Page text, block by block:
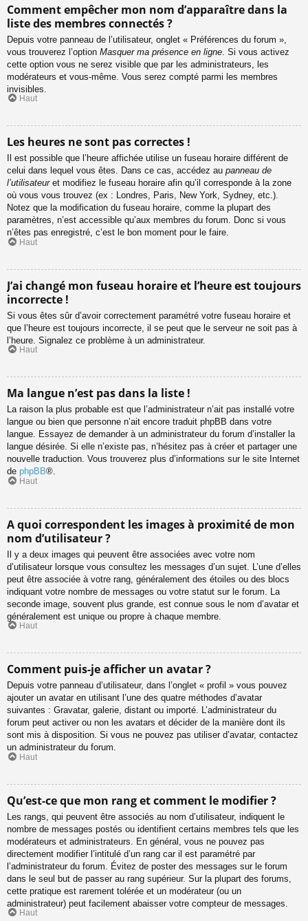
Comment empêcher mon nom d’apparaître dans la
liste des membres connectés ?
Depuis votre panneau de l’utilisateur, onglet « Préférences du forum »,
vous trouverez l’option Masquer ma présence en ligne . Si vous activez
cette option vous ne serez visible que par les administrateurs, les
modérateurs et vous-même. Vous serez compté parmi les membres
invisibles.
Haut
Les heures ne sont pas correctes !
Il est possible que l’heure affichée utilise un fuseau horaire différent de
celui dans lequel vous êtes. Dans ce cas, accédez au panneau de
l’utilisateuret modifiez le fuseau horaire afin qu’il corresponde à la zone
où vous vous trouvez (ex : Londres, Paris, New York, Sydney, etc.).
Notez que la modification du fuseau horaire, comme la plupart des
paramètres, n’est accessible qu’aux membres du forum. Donc si vous
n’êtes pas enregistré, c’est le bon moment pour le faire.
Haut
J’ai changé mon fuseau horaire et l’heure est toujours
incorrecte !
Si vous êtes sûr d’avoir correctement paramétré votre fuseau horaire et
que l’heure est toujours incorrecte, il se peut que le serveur ne soit pas à
l’heure. Signalez ce problème à un administrateur.
Haut
Ma langue n’est pas dans la liste !
La raison la plus probable est que l’administrateur n’ait pas installé votre
langue ou bien que personne n’ait encore traduit phpBB dans votre
langue. Essayez de demander à un administrateur du forum d’installer la
langue désirée. Si elle n’existe pas, n’hésitez pas à créer et partager une
nouvelle traduction. Vous trouverez plus d’informations sur le site Internet
de phpBB®.
Haut
A quoi correspondent les images à proximité de mon
nom d’utilisateur ?
Il y a deux images qui peuvent être associées avec votre nom
d’utilisateur lorsque vous consultez les messages d’un sujet. L’une d’elles
peut être associée à votre rang, généralement des étoiles ou des blocs
indiquant votre nombre de messages ou votre statut sur le forum. La
seconde image, souvent plus grande, est connue sous le nom d’avatar et
généralement est unique ou propre à chaque membre.
Haut
Comment puis-je afficher un avatar ?
Depuis votre panneau d’utilisateur, dans l’onglet « profil » vous pouvez
ajouter un avatar en utilisant l’une des quatre méthodes d’avatar
suivantes : Gravatar, galerie, distant ou importé. L’administrateur du
forum peut activer ou non les avatars et décider de la manière dont ils
sont mis à disposition. Si vous ne pouvez pas utiliser d’avatar, contactez
un administrateur du forum.
Haut
Qu’est-ce que mon rang et comment le modifier ?
Les rangs, qui peuvent être associés au nom d’utilisateur, indiquent le
nombre de messages postés ou identifient certains membres tels que les
modérateurs et administrateurs. En général, vous ne pouvez pas
directement modifier l’intitulé d’un rang car il est paramétré par
l’administrateur du forum. Évitez de poster des messages sur le forum
dans le seul but de passer au rang supérieur. Sur la plupart des forums,
cette pratique est rarement tolérée et un modérateur (ou un
administrateur) peut facilement abaisser votre compteur de messages.
Haut